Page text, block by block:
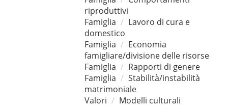
riproduttivi
Famiglia
Lavoro di cura e
domestico
Famiglia
Economia
famigliare/divisione delle risorse
Famiglia
Rapporti di genere
Famiglia
Stabilità/instabilità
matrimoniale
Valori
Modelli culturali